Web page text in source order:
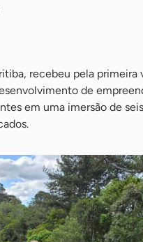
recebeu pela primeira
de
em uma imersão de